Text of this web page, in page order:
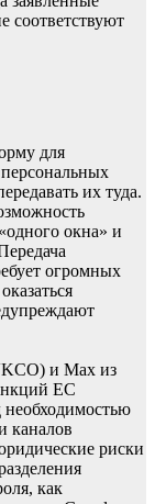
соответствуют
для
их туда.
окна» и
огромных
и Max из
ЕС
необходимостью
каналов
риски
как